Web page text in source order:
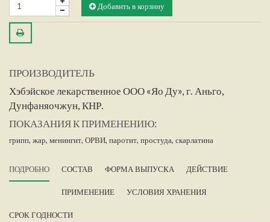
Добавить в корзину
ПРОИЗВОДИТЕЛЬ
Хэбэйское лекарственное ООО «Яо Ду», г. Аньго,
Дунфаняочжун, КНР.
ПОКАЗАНИЯ К ПРИМЕНЕНИЮ:
грипп, жар, менингит, ОРВИ, паротит, простуда, скарлатина
ПОДРОБНО СОСТАВ ФОРМА ВЫПУСКА ДЕЙСТВИЕ
ПРИМЕНЕНИЕ УСЛОВИЯ ХРАНЕНИЯ
СРОК ГОДНОСТИ